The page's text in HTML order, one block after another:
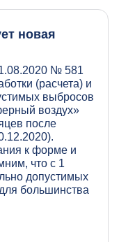
новая
№ 581
(расчета) и
выбросов
воздух»
после
к форме и
что с 1
допустимых
большинства